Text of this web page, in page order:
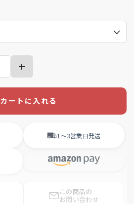
カートに入れる
1〜3営業日発送
この商品の
お問い合わせ